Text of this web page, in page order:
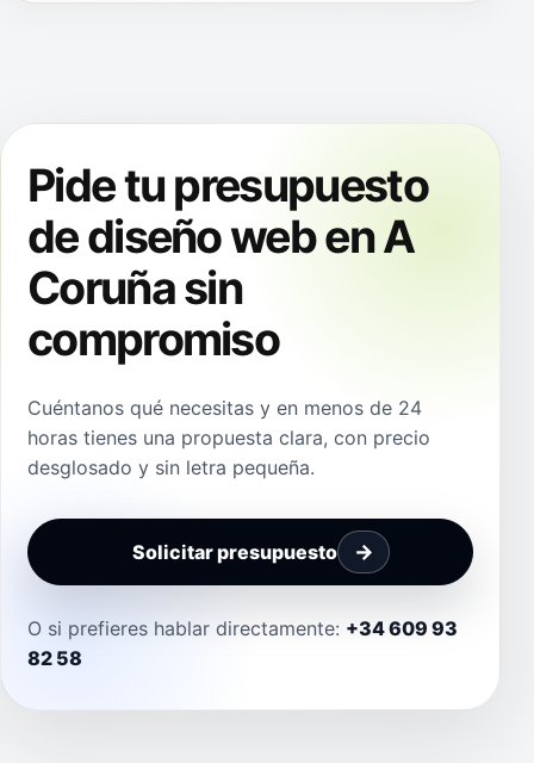
Pide tu presupuesto
de diseño web en A
Coruña sin
compromiso
Cuéntanos qué necesitas y en menos de 24
horas tienes una propuesta clara, con precio
desglosado y sin letra pequeña.
Solicitar presupuesto
O si prefieres hablar directamente: +34 609 93
82 58